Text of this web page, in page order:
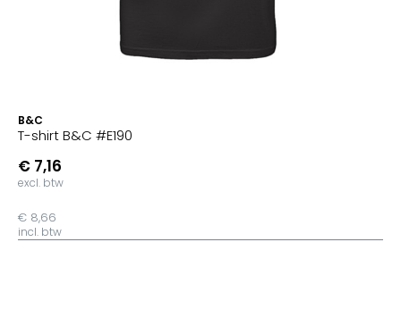
B&C
T-shirt B&C #E190
€ 7,16
excl. btw
€ 8,66
incl. btw